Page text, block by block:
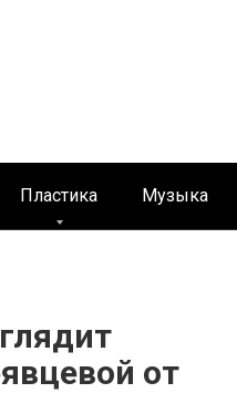
Пластика Музыка
от